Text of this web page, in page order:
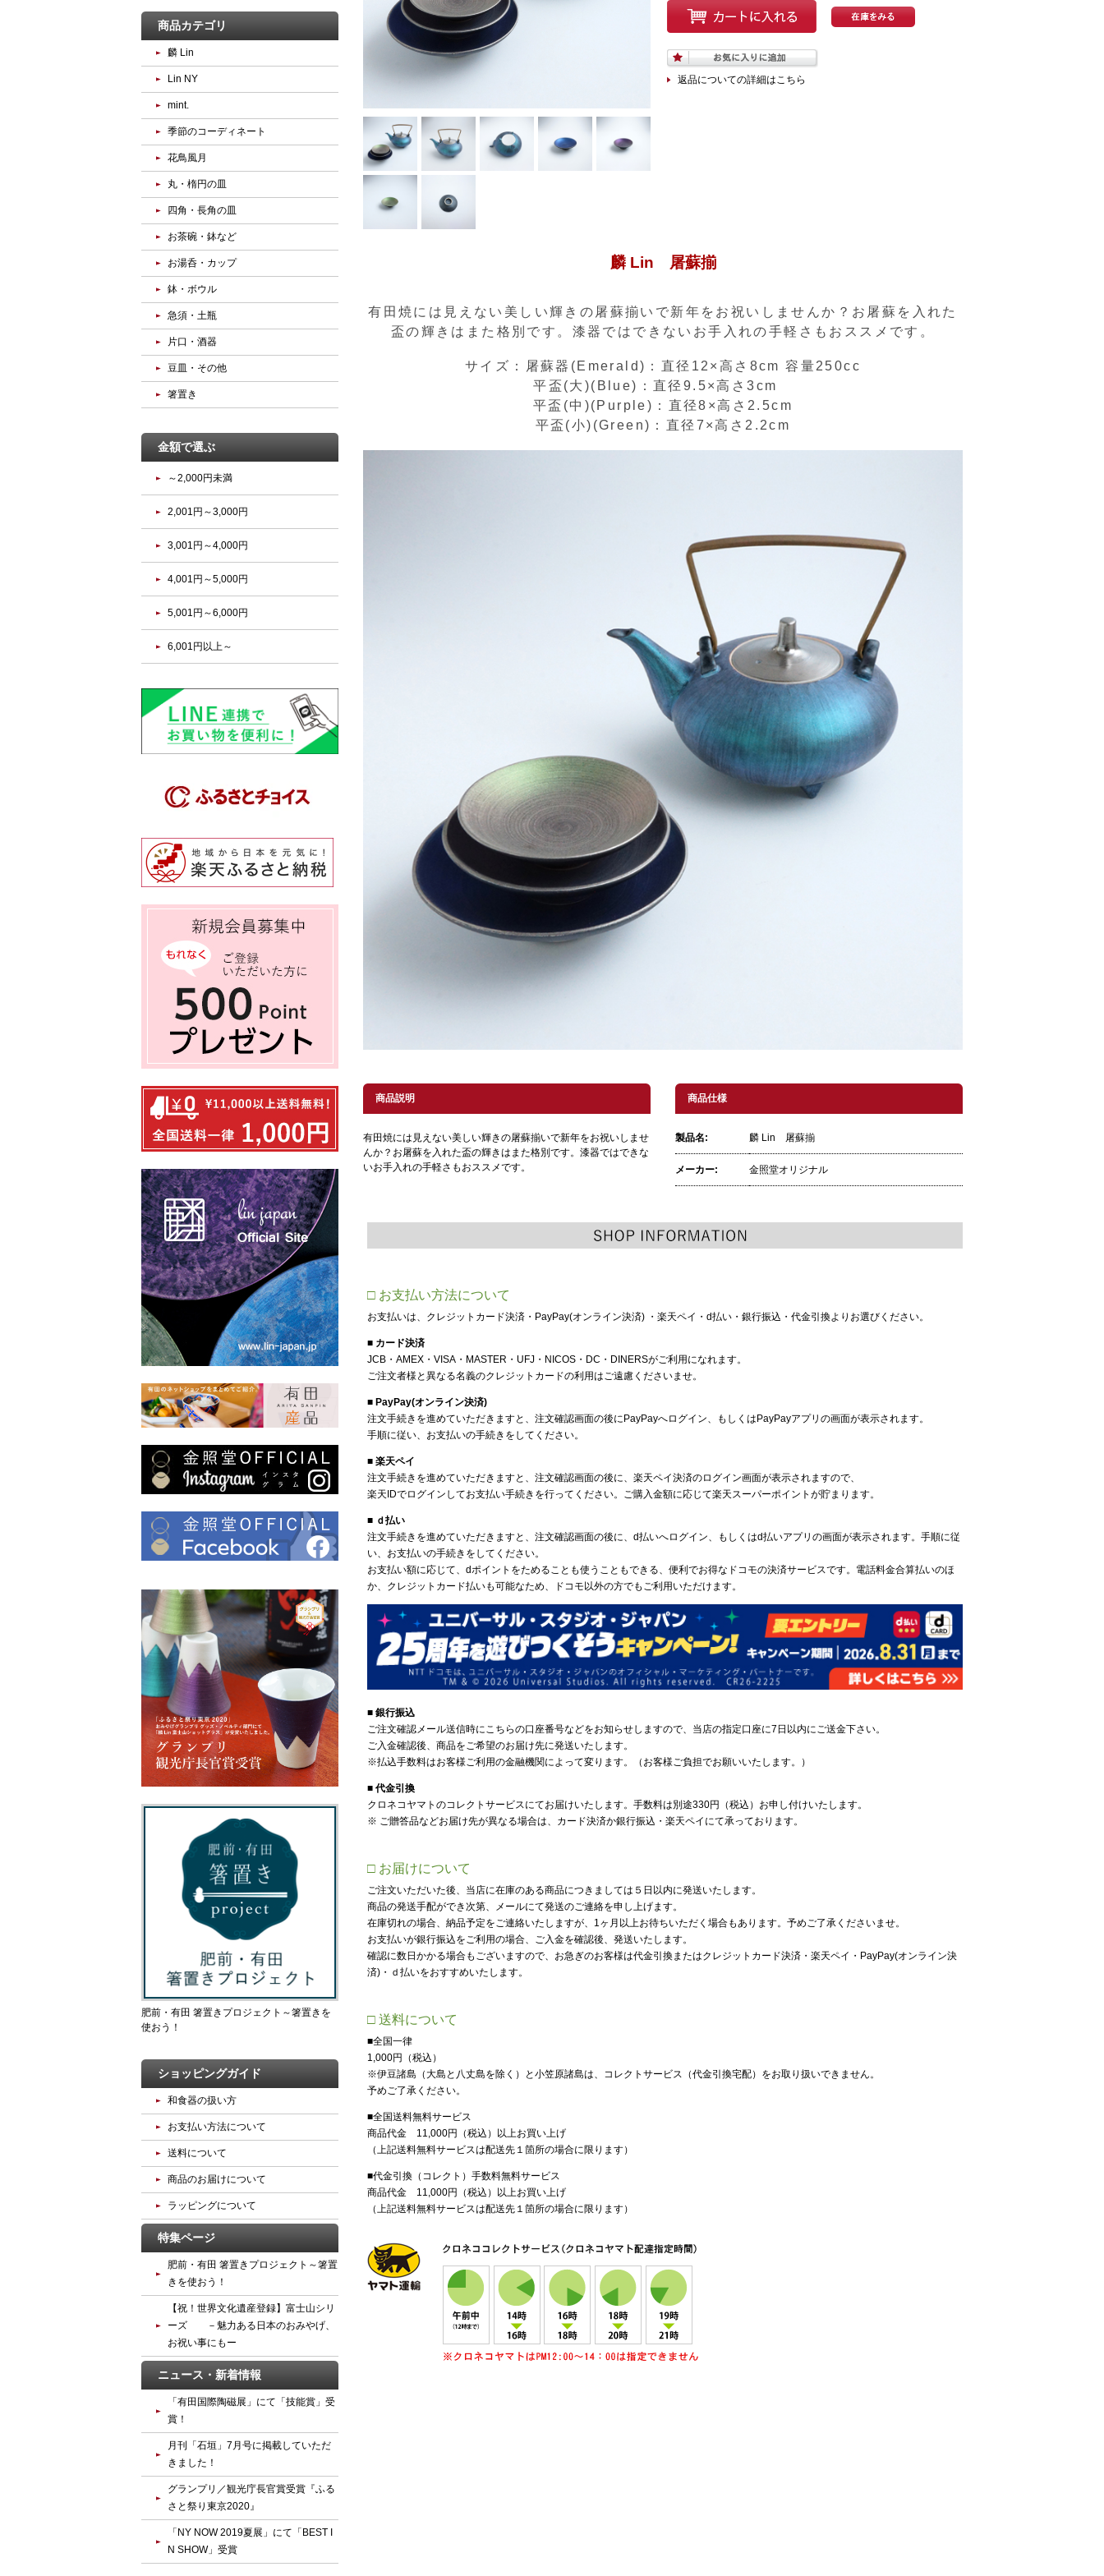
返品についての詳細はこちら
麟 Lin 屠蘇揃
有田焼には見えない美しい輝きの屠蘇揃いで新年をお祝いしませんか？お屠蘇を入れた
盃の輝きはまた格別です。漆器ではできないお手入れの手軽さもおススメです。
サイズ：屠蘇器(Emerald)：直径12×高さ8cm 容量250cc
平盃(大)(Blue)：直径9.5×高さ3cm
平盃(中)(Purple)：直径8×高さ2.5cm
平盃(小)(Green)：直径7×高さ2.2cm
商品説明
有田焼には見えない美しい輝きの屠蘇揃いで新年をお祝いしませ
んか？お屠蘇を入れた盃の輝きはまた格別です。漆器ではできな
いお手入れの手軽さもおススメです。
商品仕様
製品名: 麟 Lin 屠蘇揃
メーカー: 金照堂オリジナル
□ お支払い方法について
お支払いは、クレジットカード決済・PayPay(オンライン決済) ・楽天ペイ・d払い・銀行振込・代金引換よりお選びください。
■ カード決済
JCB・AMEX・VISA・MASTER・UFJ・NICOS・DC・DINERSがご利用になれます。
ご注文者様と異なる名義のクレジットカードの利用はご遠慮くださいませ。
■ PayPay(オンライン決済)
注文手続きを進めていただきますと、注文確認画面の後にPayPayへログイン、もしくはPayPayアプリの画面が表示されます。
手順に従い、お支払いの手続きをしてください。
■ 楽天ペイ
注文手続きを進めていただきますと、注文確認画面の後に、楽天ペイ決済のログイン画面が表示されますので、
楽天IDでログインしてお支払い手続きを行ってください。ご購入金額に応じて楽天スーパーポイントが貯まります。
■ ｄ払い
注文手続きを進めていただきますと、注文確認画面の後に、d払いへログイン、もしくはd払いアプリの画面が表示されます。手順に従
い、お支払いの手続きをしてください。
お支払い額に応じて、dポイントをためることも使うこともできる、便利でお得なドコモの決済サービスです。電話料金合算払いのほ
か、クレジットカード払いも可能なため、ドコモ以外の方でもご利用いただけます。
■ 銀行振込
ご注文確認メール送信時にこちらの口座番号などをお知らせしますので、当店の指定口座に7日以内にご送金下さい。
ご入金確認後、商品をご希望のお届け先に発送いたします。
※払込手数料はお客様ご利用の金融機関によって変ります。（お客様ご負担でお願いいたします。）
■ 代金引換
クロネコヤマトのコレクトサービスにてお届けいたします。手数料は別途330円（税込）お申し付けいたします。
※ ご贈答品などお届け先が異なる場合は、カード決済か銀行振込・楽天ペイにて承っております。
□ お届けについて
ご注文いただいた後、当店に在庫のある商品につきましては５日以内に発送いたします。
商品の発送手配ができ次第、メールにて発送のご連絡を申し上げます。
在庫切れの場合、納品予定をご連絡いたしますが、1ヶ月以上お待ちいただく場合もあります。予めご了承くださいませ。
お支払いが銀行振込をご利用の場合、ご入金を確認後、発送いたします。
確認に数日かかる場合もございますので、お急ぎのお客様は代金引換またはクレジットカード決済・楽天ペイ・PayPay(オンライン決
済)・ｄ払いをおすすめいたします。
□ 送料について
■全国一律
1,000円（税込）
※伊豆諸島（大島と八丈島を除く）と小笠原諸島は、コレクトサービス（代金引換宅配）をお取り扱いできません。
予めご了承ください。
■全国送料無料サービス
商品代金 11,000円（税込）以上お買い上げ
（上記送料無料サービスは配送先１箇所の場合に限ります）
■代金引換（コレクト）手数料無料サービス
商品代金 11,000円（税込）以上お買い上げ
（上記送料無料サービスは配送先１箇所の場合に限ります）
商品カテゴリ
麟 Lin
Lin NY
mint.
季節のコーディネート
花鳥風月
丸・楕円の皿
四角・長角の皿
お茶碗・鉢など
お湯呑・カップ
鉢・ボウル
急須・土瓶
片口・酒器
豆皿・その他
箸置き
金額で選ぶ
～2,000円未満
2,001円～3,000円
3,001円～4,000円
4,001円～5,000円
5,001円～6,000円
6,001円以上～
肥前・有田 箸置きプロジェクト～箸置きを
使おう！
ショッピングガイド
和食器の扱い方
お支払い方法について
送料について
商品のお届けについて
ラッピングについて
特集ページ
肥前・有田 箸置きプロジェクト～箸置
きを使おう！
【祝！世界文化遺産登録】富士山シリ
ーズ －魅力ある日本のおみやげ、
お祝い事にもー
ニュース・新着情報
「有田国際陶磁展」にて「技能賞」受
賞！
月刊「石垣」7月号に掲載していただ
きました！
グランプリ／観光庁長官賞受賞『ふる
さと祭り東京2020』
「NY NOW 2019夏展」にて「BEST I
N SHOW」受賞